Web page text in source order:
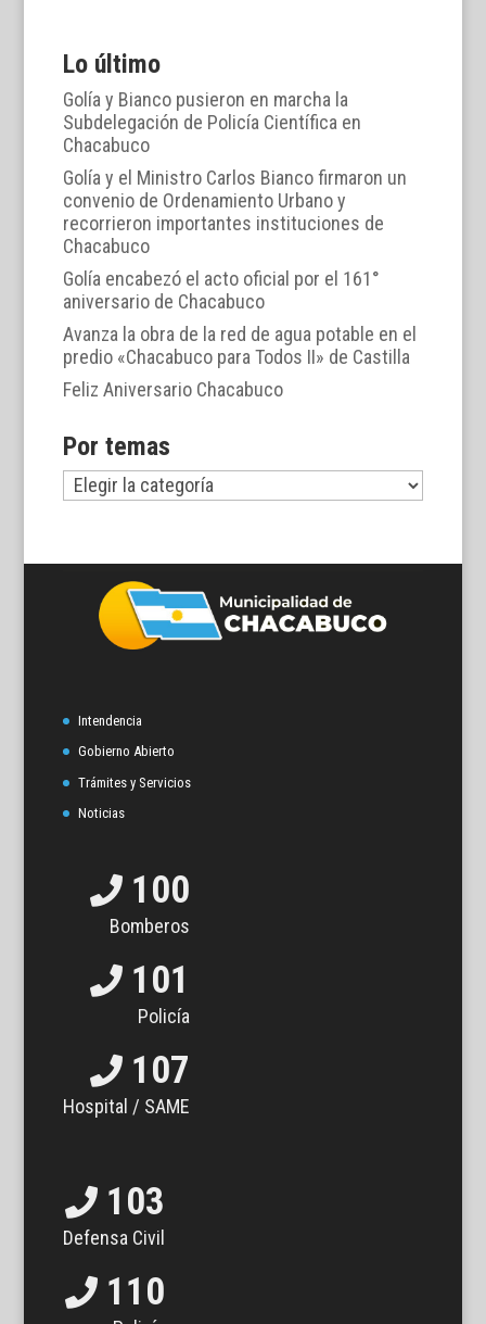
Lo último
Golía y Bianco pusieron en marcha la
Subdelegación de Policía Científica en
Chacabuco
Golía y el Ministro Carlos Bianco firmaron un
convenio de Ordenamiento Urbano y
recorrieron importantes instituciones de
Chacabuco
Golía encabezó el acto oficial por el 161°
aniversario de Chacabuco
Avanza la obra de la red de agua potable en el
predio «Chacabuco para Todos II» de Castilla
Feliz Aniversario Chacabuco
Por temas
Por
temas
Intendencia
Gobierno Abierto
Trámites y Servicios
Noticias
100
Bomberos
101
Policía
107
Hospital / SAME
103
Defensa Civil
110